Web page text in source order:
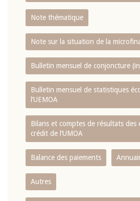
Note thématique
Note sur la situation de la
Bulletin mensuel de conjoncture
Bulletin mensuel de statistiques
l‘UEMOA
Bilans et comptes de résultats des
crédit de l‘UMOA
Balance des paiements
Autres